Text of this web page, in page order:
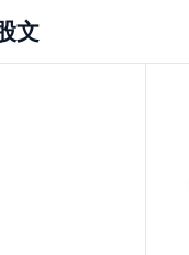
文